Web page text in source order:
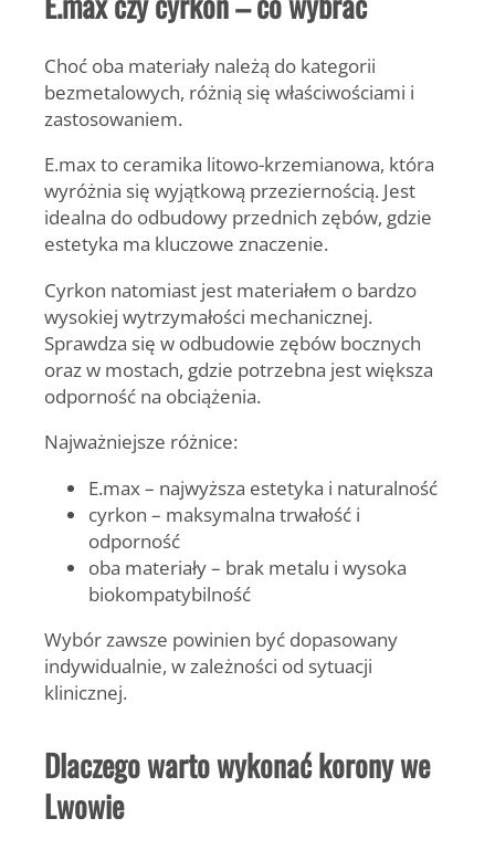
Choć oba materiały należą do kategorii
bezmetalowych, różnią się właściwościami i
zastosowaniem.
E.max to ceramika litowo-krzemianowa, która
wyróżnia się wyjątkową przeziernością. Jest
idealna do odbudowy przednich zębów, gdzie
estetyka ma kluczowe znaczenie.
Cyrkon natomiast jest materiałem o bardzo
wysokiej wytrzymałości mechanicznej.
Sprawdza się w odbudowie zębów bocznych
oraz w mostach, gdzie potrzebna jest większa
odporność na obciążenia.
Najważniejsze różnice:
E.max – najwyższa estetyka i naturalność
cyrkon – maksymalna trwałość i
odporność
oba materiały – brak metalu i wysoka
biokompatybilność
Wybór zawsze powinien być dopasowany
indywidualnie, w zależności od sytuacji
klinicznej.
Dlaczego warto wykonać korony we
Lwowie